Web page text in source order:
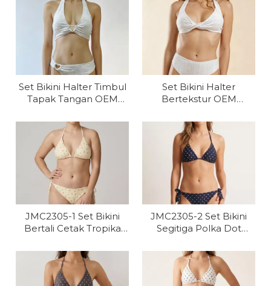
Set Bikini Halter Timbul
Tapak Tangan OEM
Set Bikini Halter
Bertekstur OEM
JMC2305-1 Set Bikini
Bertali Cetak Tropika
JMC2305-2 Set Bikini
Segitiga Polka Dot
OEM